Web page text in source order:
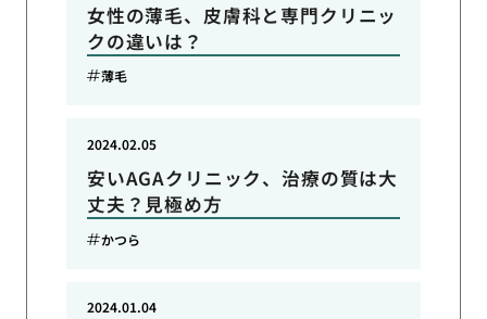
女性の薄毛、皮膚科と専門クリニッ
クの違いは？
薄毛
安いAGAクリニック、治療の質は大
丈夫？見極め方
2024.02.05
かつら
2024.01.04